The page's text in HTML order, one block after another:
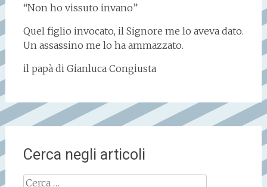
“Non ho vissuto invano”
Quel figlio invocato, il Signore me lo aveva dato.
Un assassino me lo ha ammazzato.
il papà di Gianluca Congiusta
Cerca negli articoli
Ricerca